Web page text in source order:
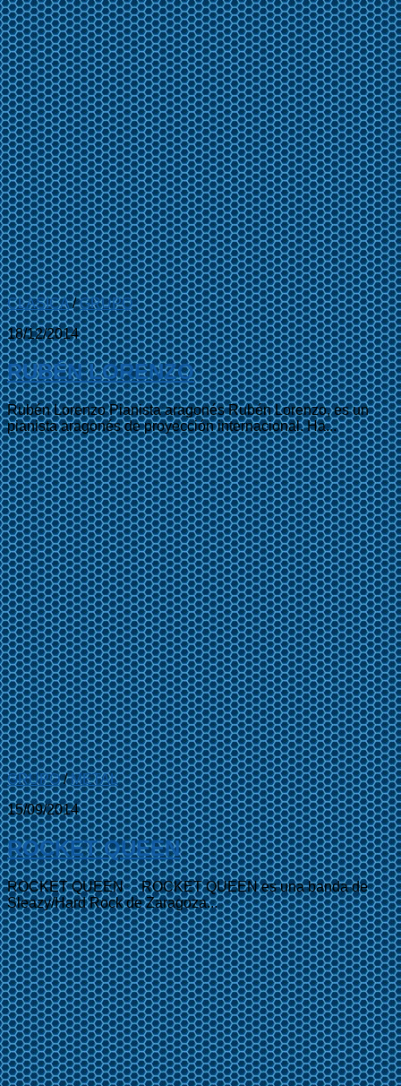
CLASICA/GRUPO
18/12/2014
RUBÉN LORENZO
Rubén Lorenzo Pianista aragonés Rubén Lorenzo, es un
pianista aragonés de proyección internacional. Ha...
GRUPO/METAL
15/09/2014
ROCKET QUEEN
ROCKET QUEEN ROCKET QUEEN es una banda de
Sleazy/Hard Rock de Zaragoza...